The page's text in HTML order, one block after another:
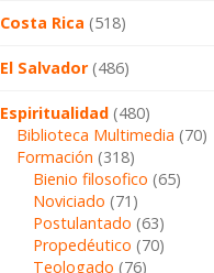
Costa Rica (518)
El Salvador(486)
Espiritualidad (480)
Biblioteca Multimedia (70)
Formación (318)
Bienio filosofico (65)
Noviciado (71)
Postulantado (63)
Propedéutico (70)
Teologado (76)